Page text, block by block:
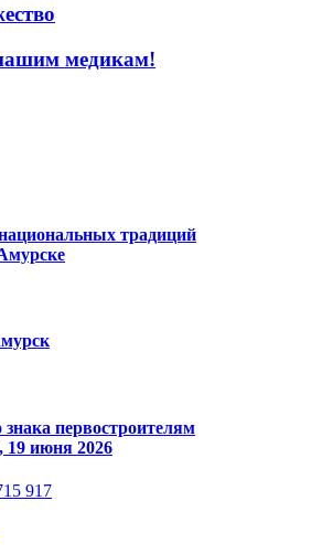
медикам!
традиций
первостроителям
19 июня 2026